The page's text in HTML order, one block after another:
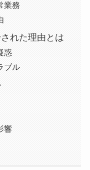
業務
れた理由とは
惑
ブル
響